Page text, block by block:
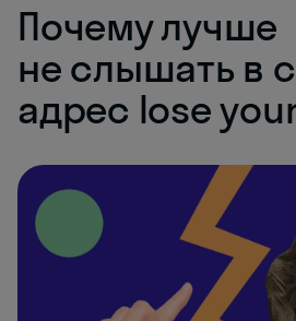
Почему лучше
не слышать в
адрес lose
Skyeng Chat